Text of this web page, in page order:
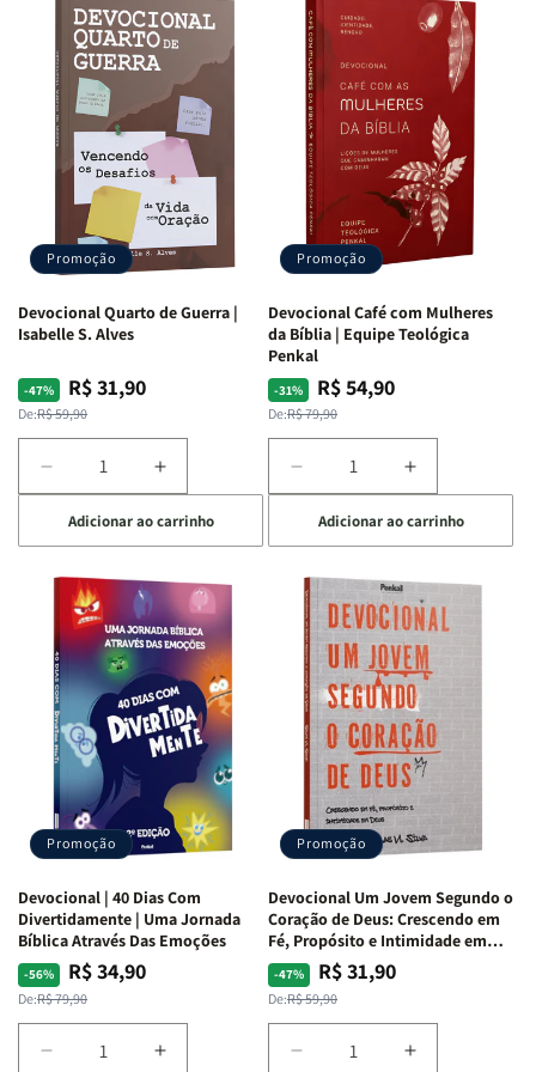
Promoção
Devocional Quarto de Guerra |
Isabelle S. Alves
-47%
Preço
normal
De:R$ 59,90
Preço
promocional
R$ 31,90
Diminuir
a
quantidade
de
Devocional
Quarto
de
Guerra
Isabelle
S.
Alves
Aumentar
a
quantidade
de
Devocional
Quarto
de
Guerra
|
Isabelle
S.
Alves
Adicionar ao carrinho
Promoção
Devocional Café com Mulheres
da Bíblia | Equipe Teológica
Penkal
-31%
Preço
normal
De:R$ 79,90
Preço
promocional
R$ 54,90
Diminuir
a
quantidade
de
Devocional
Café
com
Mulheres
da
Bíblia
Equipe
Teológica
Penkal
Aumentar
a
quantidade
de
Devocional
Café
com
Mulheres
da
Bíblia
|
Equipe
Teológica
Penkal
Adicionar ao carrinho
Promoção
Devocional | 40 Dias Com
Divertidamente | Uma Jornada
Bíblica Através Das Emoções
-56%
Preço
normal
De:R$ 79,90
Preço
promocional
R$ 34,90
Diminuir
Aumentar
Promoção
Devocional Um Jovem Segundo o
Coração de Deus: Crescendo em
Fé, Propósito e Intimidade em
Deus
-47%
Preço
normal
De:R$ 59,90
Preço
promocional
R$ 31,90
Diminuir
Aumentar